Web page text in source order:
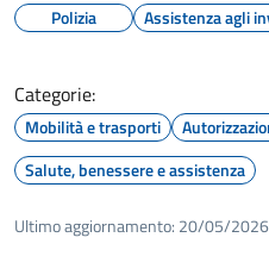
Polizia Assistenza agli
Categorie:
Mobilità e trasporti
Salute, benessere e assistenza
Ultimo aggiornamento: 20/05/